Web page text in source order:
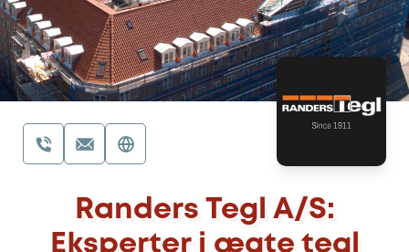
Randers Tegl A/S:
Eksperter i ægte tegl